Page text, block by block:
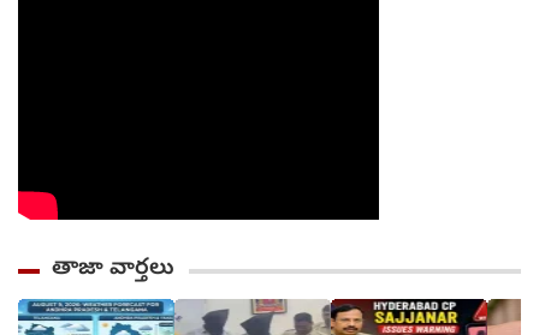
తాజా వార్తలు